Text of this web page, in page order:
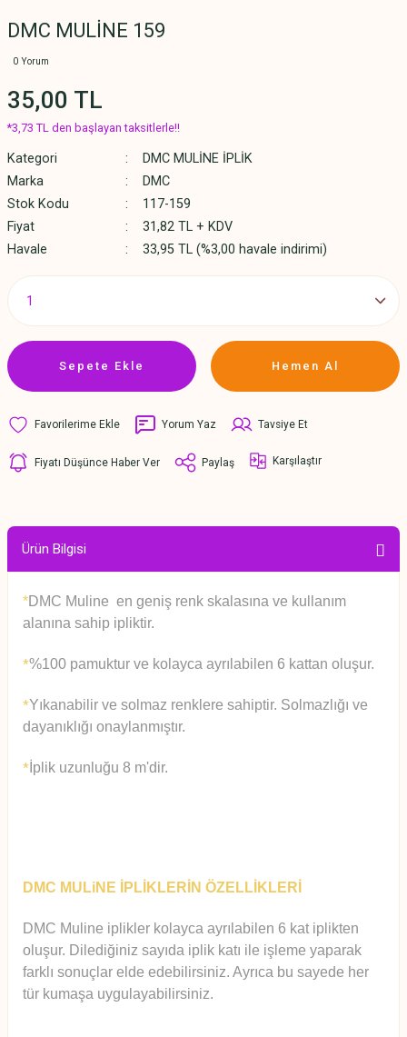
DMC MULİNE 159
0 Yorum
35,00 TL
*3,73 TL den başlayan taksitlerle!!
Kategori
DMC MULİNE İPLİK
Marka
DMC
Stok Kodu
117-159
Fiyat
31,82 TL + KDV
Havale
33,95 TL (%3,00 havale indirimi)
Sepete Ekle Hemen Al
Yorum Yaz Tavsiye Et
Fiyatı Düşünce Haber Ver Paylaş Karşılaştır
Ürün Bilgisi
*DMC Muline en geniş renk skalasına ve kullanım
alanına sahip ipliktir.
*%100 pamuktur ve kolayca ayrılabilen 6 kattan oluşur.
*Yıkanabilir ve solmaz renklere sahiptir. Solmazlığı ve
dayanıklığı onaylanmıştır.
* İplik uzunluğu 8 m'dir.
DMC MULiNE İPLİKLERİN ÖZELLİKLERİ
DMC Muline iplikler kolayca ayrılabilen 6 kat iplikten
oluşur. Dilediğiniz sayıda iplik katı ile işleme yaparak
farklı sonuçlar elde edebilirsiniz. Ayrıca bu sayede her
tür kumaşa uygulayabilirsiniz.